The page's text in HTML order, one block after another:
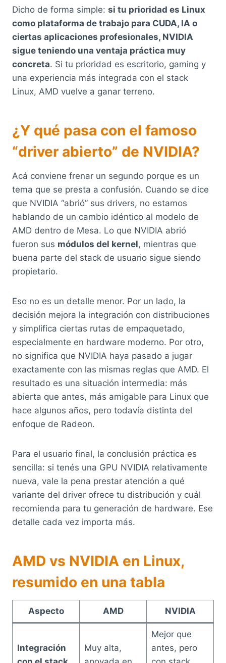
Dicho de forma simple: si tu prioridad es Linux
como plataforma de trabajo para CUDA, IA o
ciertas aplicaciones profesionales, NVIDIA
sigue teniendo una ventaja práctica muy
concreta. Si tu prioridad es escritorio, gaming y
una experiencia más integrada con el stack
Linux, AMD vuelve a ganar terreno.
¿Y qué pasa con el famoso
“driver abierto” de NVIDIA?
Acá conviene frenar un segundo porque es un
tema que se presta a confusión. Cuando se dice
que NVIDIA “abrió” sus drivers, no estamos
hablando de un cambio idéntico al modelo de
AMD dentro de Mesa. Lo que NVIDIA abrió
fueron sus módulos del kernel, mientras que
buena parte del stack de usuario sigue siendo
propietario.
Eso no es un detalle menor. Por un lado, la
decisión mejora la integración con distribuciones
y simplifica ciertas rutas de empaquetado,
especialmente en hardware moderno. Por otro,
no significa que NVIDIA haya pasado a jugar
exactamente con las mismas reglas que AMD. El
resultado es una situación intermedia: más
abierta que antes, más amigable para Linux que
hace algunos años, pero todavía distinta del
enfoque de Radeon.
Para el usuario final, la conclusión práctica es
sencilla: si tenés una GPU NVIDIA relativamente
nueva, vale la pena prestar atención a qué
variante del driver ofrece tu distribución y cuál
recomienda para tu generación de hardware. Ese
detalle cada vez importa más.
AMD vs NVIDIA en Linux,
resumido en una tabla
Aspecto AMD NVIDIA
Integración
Muy alta,
Mejor que
antes, pero